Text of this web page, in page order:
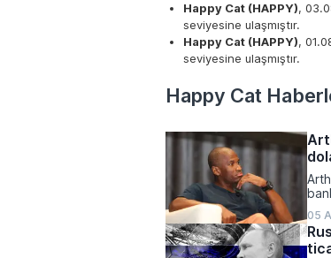
Happy Cat (HAPPY),
seviyesine ulaşmıştır.
Happy Cat (HAPPY),
seviyesine ulaşmıştır.
Happy Cat
05